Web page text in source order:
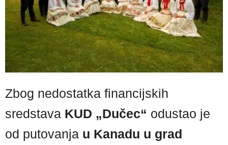
Zbog nedostatka financijskih
sredstava KUD „Dučec“ odustao je
od putovanja u Kanadu u grad